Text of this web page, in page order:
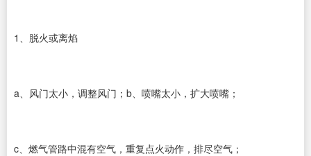
1、脱火或离焰
a、风门太小，调整风门；b、喷嘴太小，扩大喷嘴；
c、燃气管路中混有空气，重复点火动作，排尽空气；